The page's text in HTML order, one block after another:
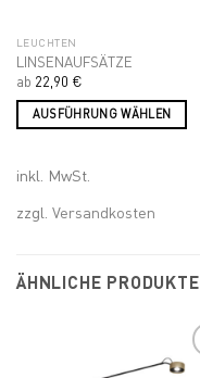
LEUCHTEN
LINSENAUFSÄTZE
ab 22,90 €
AUSFÜHRUNG WÄHLEN
weist
mehrere
Die
inkl. MwSt.
zzgl. Versandkosten
ÄHNLICHE PRODUKTE